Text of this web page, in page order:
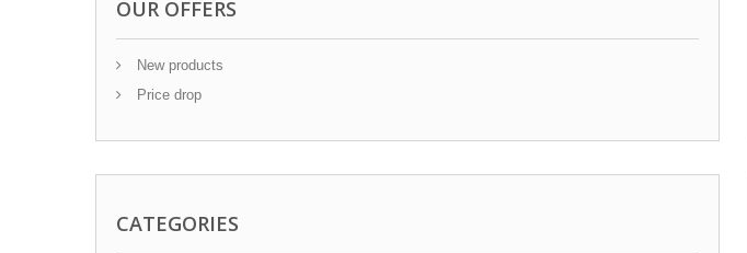
OUR OFFERS
New products
Price drop
CATEGORIES